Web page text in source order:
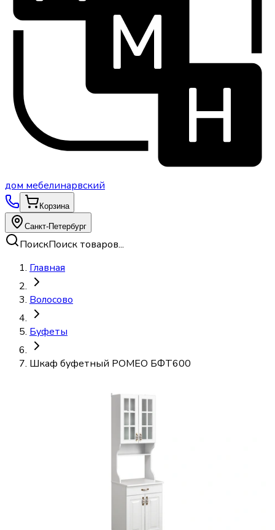
дом мебелинарвский
Корзина
Санкт-Петербург
ПоискПоиск товаров...
Главная
Волосово
Буфеты
Шкаф буфетный РОМЕО БФТ600